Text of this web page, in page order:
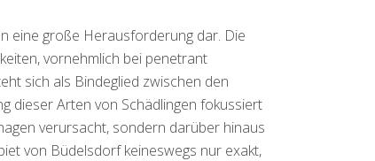
eine große Herausforderung dar. Die
vornehmlich bei penetrant
sich als Bindeglied zwischen den
dieser Arten von Schädlingen fokussiert
verursacht, sondern darüber hinaus
von Büdelsdorf keineswegs nur exakt,